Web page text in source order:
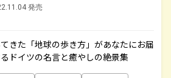
発売
きた「地球の歩き方」があなたにお届
ドイツの名言と癒やしの絶景集